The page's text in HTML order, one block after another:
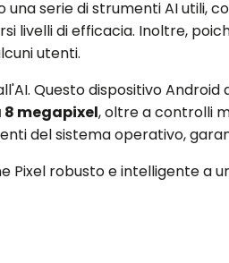
serie di strumenti AI utili,
livelli di efficacia. Inoltre,
utenti.
Questo dispositivo Android
megapixel, oltre a controlli
del sistema operativo,
Pixel robusto e intelligente a